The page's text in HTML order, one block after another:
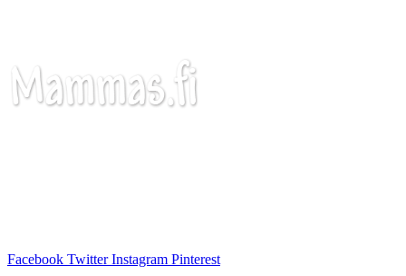
Facebook Twitter Instagram Pinterest